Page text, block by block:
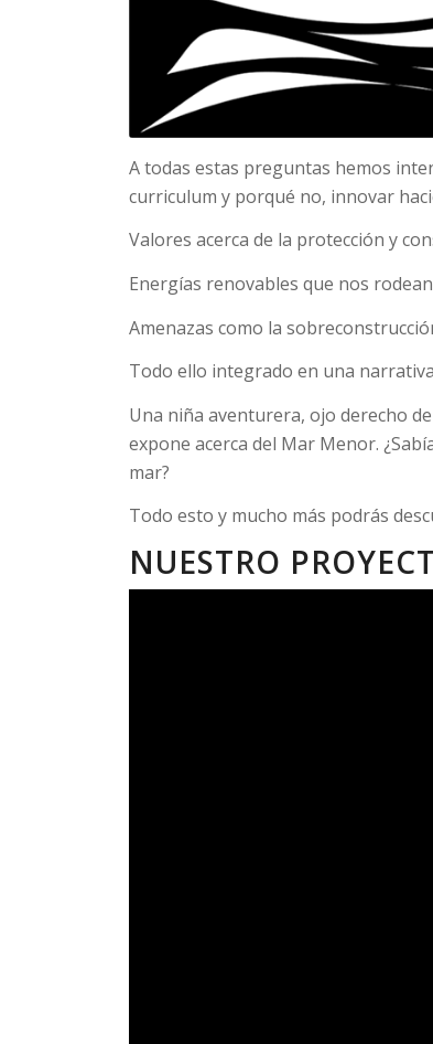
A todas estas preguntas hemos
curriculum y porqué no, innovar
Valores acerca de la protección y
Energías renovables que nos
Amenazas como la
Todo ello integrado en una
Una niña aventurera, ojo derecho
expone acerca del Mar Menor.
mar?
Todo esto y mucho más podrás
NUESTRO